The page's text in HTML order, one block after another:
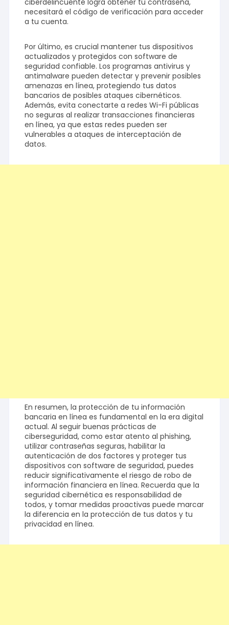
ciberdelincuente logra obtener tu contraseña,
necesitará el código de verificación para acceder
a tu cuenta.
Por último, es crucial mantener tus dispositivos
actualizados y protegidos con software de
seguridad confiable. Los programas antivirus y
antimalware pueden detectar y prevenir posibles
amenazas en línea, protegiendo tus datos
bancarios de posibles ataques cibernéticos.
Además, evita conectarte a redes Wi-Fi públicas
no seguras al realizar transacciones financieras
en línea, ya que estas redes pueden ser
vulnerables a ataques de interceptación de
datos.
En resumen, la protección de tu información
bancaria en línea es fundamental en la era digital
actual. Al seguir buenas prácticas de
ciberseguridad, como estar atento al phishing,
utilizar contraseñas seguras, habilitar la
autenticación de dos factores y proteger tus
dispositivos con software de seguridad, puedes
reducir significativamente el riesgo de robo de
información financiera en línea. Recuerda que la
seguridad cibernética es responsabilidad de
todos, y tomar medidas proactivas puede marcar
la diferencia en la protección de tus datos y tu
privacidad en línea.